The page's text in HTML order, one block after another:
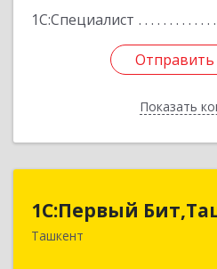
1С:Специалист
Отправить
Показать
Отправить
Назад
1C:Первый
Ташкент
г. Ташкент,